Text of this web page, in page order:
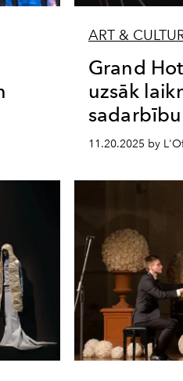
ART &
Grand
uzsāk
sadarbību
11.20.2025 by